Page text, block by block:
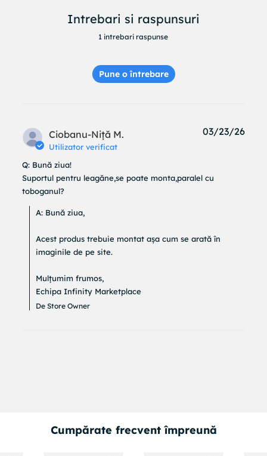
Intrebari si raspunsuri
1 intrebari raspunse
Pune o întrebare
Ciobanu-Niță M.
Utilizator verificat
Q: Bună ziua!
Suportul pentru leagăne,se poate monta,paralel cu
toboganul?
A: Bună ziua,
Acest produs trebuie montat așa cum se arată în
imaginile de pe site.
Mulțumim frumos,
Echipa Infinity Marketplace
De Store Owner
03/23/26
Cumpărate frecvent împreună